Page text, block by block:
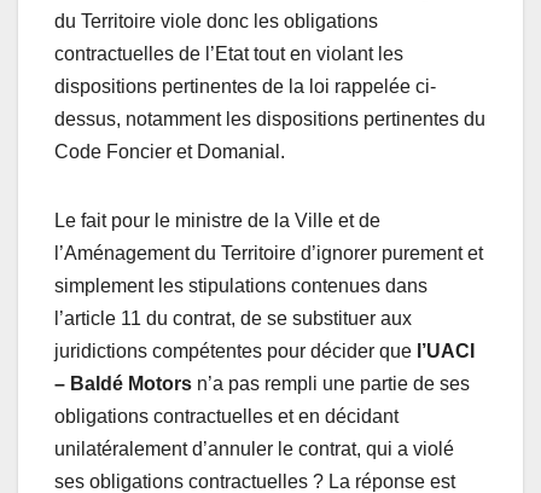
du Territoire viole donc les obligations
contractuelles de l’Etat tout en violant les
dispositions pertinentes de la loi rappelée ci-
dessus, notamment les dispositions pertinentes du
Code Foncier et Domanial.
Le fait pour le ministre de la Ville et de
l’Aménagement du Territoire d’ignorer purement et
simplement les stipulations contenues dans
l’article 11 du contrat, de se substituer aux
juridictions compétentes pour décider que l’UACI
– Baldé Motors n’a pas rempli une partie de ses
obligations contractuelles et en décidant
unilatéralement d’annuler le contrat, qui a violé
ses obligations contractuelles ? La réponse est